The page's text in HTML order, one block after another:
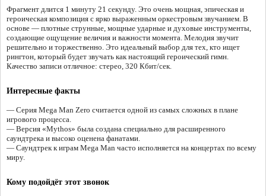
Фрагмент длится 1 минуту 21 секунду. Это очень мощная, эпическая и
героическая композиция с ярко выраженным оркестровым звучанием. В
основе — плотные струнные, мощные ударные и духовые инструменты,
создающие ощущение величия и важности момента. Мелодия звучит
решительно и торжественно. Это идеальный выбор для тех, кто ищет
рингтон, который будет звучать как настоящий героический гимн.
Качество записи отличное: стерео, 320 Кбит/сек.
Интересные факты
— Серия Mega Man Zero считается одной из самых сложных в плане
игрового процесса.
— Версия «Mythos» была создана специально для расширенного
саундтрека и высоко оценена фанатами.
— Саундтрек к играм Mega Man часто исполняется на концертах по всему
миру.
Кому подойдёт этот звонок